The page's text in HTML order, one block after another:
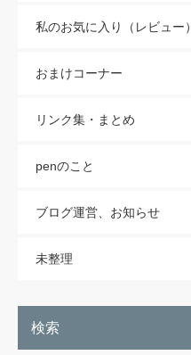
私のお気に入り（レビュー）
おまけコーナー
リンク集・まとめ
penのこと
ブログ運営、お知らせ
未整理
検索